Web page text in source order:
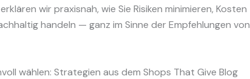
wir praxisnah, wie Sie Risiken minimieren, Kosten
handeln — ganz im Sinne der Empfehlungen von
wählen: Strategien aus dem Shops That Give Blog